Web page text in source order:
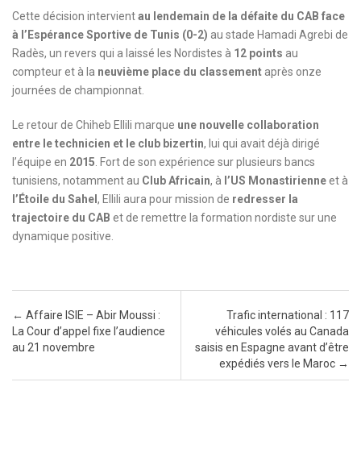
Cette décision intervientau lendemain de la défaite du CAB face
à l’Espérance Sportive de Tunis (0-2) au stade Hamadi Agrebi de
Radès, un revers qui a laissé les Nordistes à 12 points au
compteur et à la neuvième place du classement après onze
journées de championnat.
Le retour de Chiheb Ellili marque une nouvelle collaboration
entre le technicien et le club bizertin, lui qui avait déjà dirigé
l’équipe en 2015. Fort de son expérience sur plusieurs bancs
tunisiens, notamment au Club Africain, à l’US Monastirienneet à
l’Étoile du Sahel , Ellili aura pour mission de redresser la
trajectoire du CAB et de remettre la formation nordiste sur une
dynamique positive.
Post navigation
← Affaire ISIE – Abir Moussi :
La Cour d’appel fixe l’audience
au 21 novembre
Trafic international : 117
véhicules volés au Canada
saisis en Espagne avant d’être
expédiés vers le Maroc →